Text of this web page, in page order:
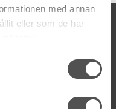
med annan
eller som de har